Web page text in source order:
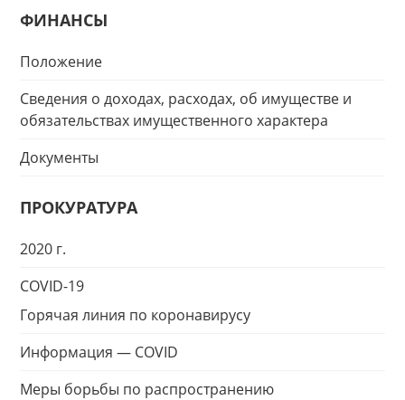
ФИНАНСЫ
Положение
Сведения о доходах, расходах, об имуществе и
обязательствах имущественного характера
Документы
ПРОКУРАТУРА
2020 г.
COVID-19
Горячая линия по коронавирусу
Информация — COVID
Меры борьбы по распространению